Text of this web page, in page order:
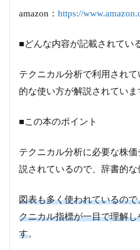
amazon： https://
■どんな内容が記載されてい
テクニカル分析で利用され
的な使い方が解説されていま
■この本のポイント
テクニカル分析に必要な株
説されているので、辞書的な
図表も多く使われているの
クニカル指標が一目で理解
す。